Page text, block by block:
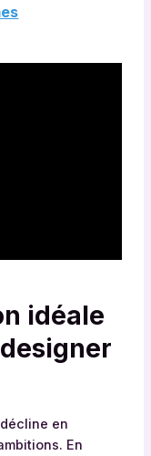
idéale
en
En